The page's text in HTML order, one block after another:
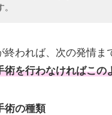
終われば、次の発情
術を行わなければこの
術の種類